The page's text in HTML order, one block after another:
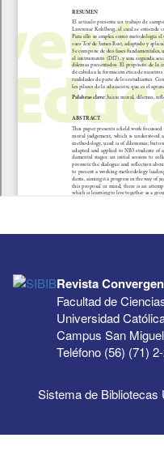
Revista
Facultad de
Universidad
Campus San
Teléfono (56) (71)
Sistema de Bibliotecas